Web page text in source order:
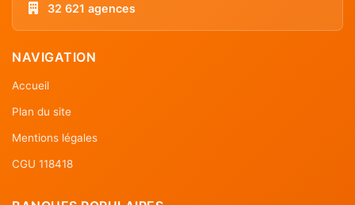
32 621 agences
NAVIGATION
Accueil
Plan du site
Mentions légales
CGU 118418